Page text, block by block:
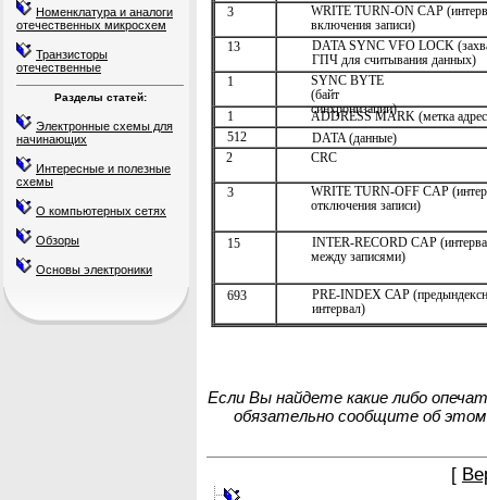
Номенклатура и аналоги
отечественных микросхем
Транзисторы
отечественные
Разделы статей:
Электронные схемы для
начинающих
Интересные и полезные
схемы
О компьютерных сетях
Обзоры
Основы электроники
3
WRITE TURN-ON CAP
включения записи)
13
DATA SYNC VFO LOCK
ГПЧ для считывания данных)
1
SYNC BYTE
(байт
синхронизации)
1
ADDRESS MARK (метка
512
DATA (данные)
2
CRC
3
WRITE TURN-OFF CAP
отключения записи)
15
INTER-RECORD CAP
между записями)
693
PRE-INDEX САР
интервал)
Если Вы найдете какие либо
обязательно сообщите об
[